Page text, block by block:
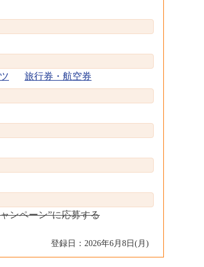
旅行券・航空券
ンペーン”に応募する
登録日：2026年6月8日(月)